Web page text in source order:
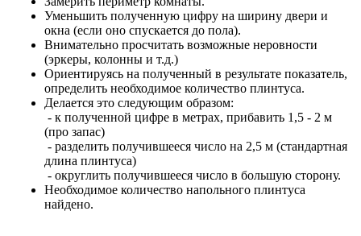
Уменьшить полученную цифру на ширину двери и
окна (если оно спускается до пола).
Внимательно просчитать возможные неровности
(эркеры, колонны и т.д.)
Ориентируясь на полученный в результате показатель,
определить необходимое количество плинтуса.
Делается это следующим образом:
- к полученной цифре в метрах, прибавить 1,5 - 2 м
(про запас)
- разделить получившееся число на 2,5 м (стандартная
длина плинтуса)
- округлить получившееся число в большую сторону.
Необходимое количество напольного плинтуса
найдено.